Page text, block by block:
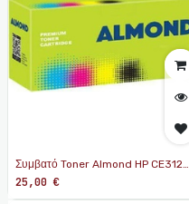
Συμβατό Toner Almond HP CE312A
Yellow
25,00 €